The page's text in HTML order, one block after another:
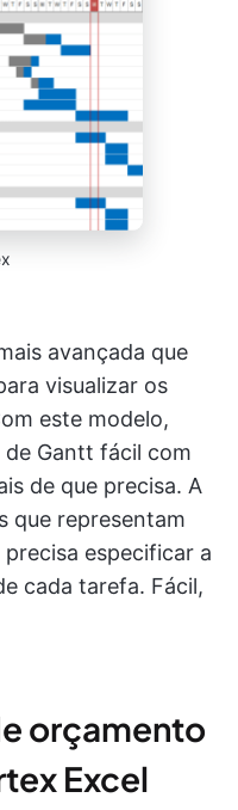
avançada que
visualizar os
este modelo,
Gantt fácil com
de que precisa. A
que representam
especificar a
cada tarefa. Fácil,
orçamento
Excel